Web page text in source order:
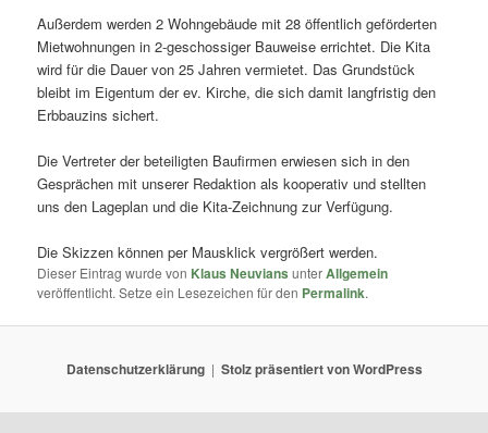
Außerdem werden 2 Wohngebäude mit 28 öffentlich geförderten
Mietwohnungen in 2-geschossiger Bauweise errichtet. Die Kita
wird für die Dauer von 25 Jahren vermietet. Das Grundstück
bleibt im Eigentum der ev. Kirche, die sich damit langfristig den
Erbbauzins sichert.
Die Vertreter der beteiligten Baufirmen erwiesen sich in den
Gesprächen mit unserer Redaktion als kooperativ und stellten
uns den Lageplan und die Kita-Zeichnung zur Verfügung.
Die Skizzen können per Mausklick vergrößert werden.
Dieser Eintrag wurde von Klaus Neuvians unterAllgemein
veröffentlicht. Setze ein Lesezeichen für den Permalink.
Datenschutzerklärung Stolz präsentiert von WordPress